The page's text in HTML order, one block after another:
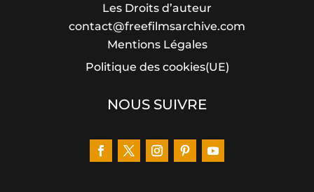
Les Droits d’auteur
contact@freefilmsarchive.com
Mentions Légales
Politique des cookies(UE)
NOUS SUIVRE